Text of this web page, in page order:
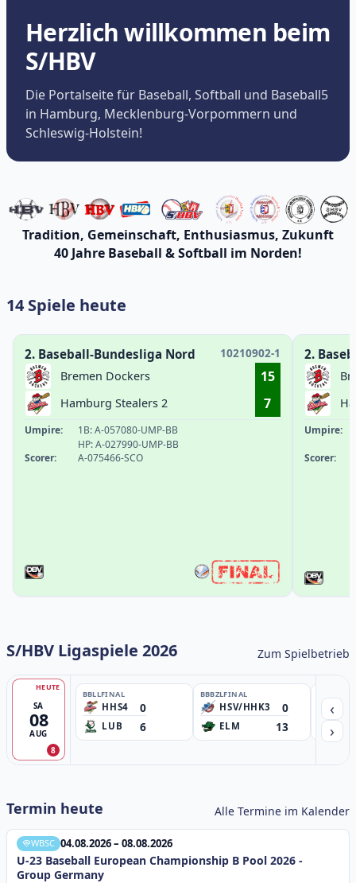
Herzlich willkommen beim
S/HBV
Die Portalseite für Baseball, Softball und Baseball5
in Hamburg, Mecklenburg-Vorpommern und
Schleswig-Holstein!
Tradition, Gemeinschaft, Enthusiasmus, Zukunft
40 Jahre Baseball & Softball im Norden!
14 Spiele heute
2. Baseball-Bundesliga Nord
10210902-1
Bremen Dockers
15
Hamburg Stealers 2 7
Umpire:
1B: A-057080-UMP-BB
HP: A-027990-UMP-BB
Scorer:
A-075466-SCO
2.
Umpire:
Scorer:
S/HBV Ligaspiele 2026 Zum Spielbetrieb
SA
08
AUG
HEUTE
8
BBLLFINAL
HHS4 0
LUB 6
BBBZLFINAL
HSV/HHK3 0
ELM 13
‹
›
Termin heute Alle Termine im Kalender
WBSC 04.08.2026 – 08.08.2026
U-23 Baseball European Championship B Pool 2026 -
Group Germany